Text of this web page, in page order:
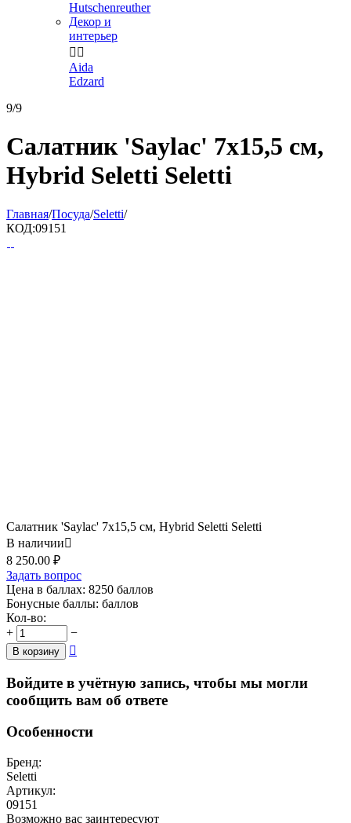
Hutschenreuther
Декор и
интерьер
 
Aida
Edzard
9/9
Салатник 'Saylac' 7x15,5 см,
Hybrid Seletti Seletti
Главная/Посуда/Seletti/
КОД:09151
Салатник 'Saylac' 7x15,5 см, Hybrid Seletti Seletti
В наличии
8 250.00 ₽
Задать вопрос
Цена в баллах: 8250 баллов
Бонусные баллы: баллов
Кол-во:
+
−
В корзину 
Войдите в учётную запись, чтобы мы могли
сообщить вам об ответе
Особенности
Бренд:
Seletti
Артикул:
09151
Возможно вас заинтересуют